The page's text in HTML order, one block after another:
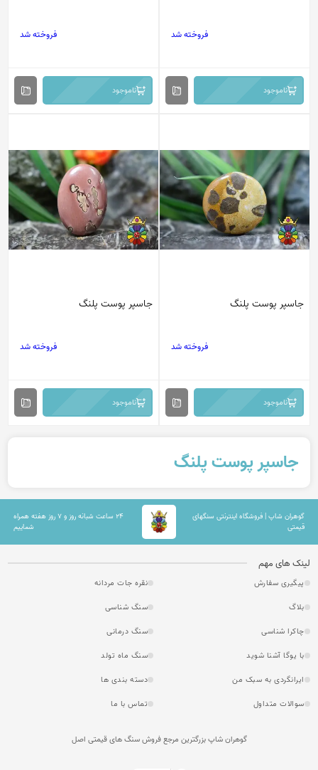
فروخته شد
ناموجود
فروخته شد
ناموجود
جاسپر پوست پلنگ
فروخته شد
ناموجود
جاسپر پوست پلنگ
فروخته شد
ناموجود
جاسپر پوست پلنگ
گوهران شاپ | فروشگاه اینترنتی سنگهای
قیمتی
۲۴ ساعت شبانه روز و ۷ روز هفته همراه
شماییم
لینک های مهم
پیگیری سفارش
نقره جات مردانه
بلاگ
سنگ شناسی
چاکرا شناسی
سنگ درمانی
با یوگا آشنا شوید
سنگ ماه تولد
ایرانگردی به سبک من
دسته بندی ها
سوالات متداول
تماس با ما
گوهران شاپ بزرگترین مرجع فروش سنگ های قیمتی اصل